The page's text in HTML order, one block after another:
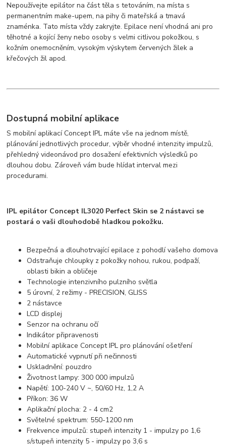
Nepoužívejte epilátor na část těla s tetováním, na místa s
permanentním make-upem, na pihy či mateřská a tmavá
znaménka. Tato místa vždy zakryjte. Epilace není vhodná ani pro
těhotné a kojící ženy nebo osoby s velmi citlivou pokožkou, s
kožním onemocněním, vysokým výskytem červených žilek a
křečových žil apod.
Dostupná mobilní aplikace
S mobilní aplikací Concept IPL máte vše na jednom místě,
plánování jednotlivých procedur, výběr vhodné intenzity impulzů,
přehledný videonávod pro dosažení efektivních výsledků po
dlouhou dobu. Zároveň vám bude hlídat interval mezi
procedurami.
IPL epilátor Concept IL3020 Perfect Skin se 2 nástavci se
postará o vaši dlouhodobě hladkou pokožku.
Bezpečná a dlouhotrvající epilace z pohodlí vašeho domova
Odstraňuje chloupky z pokožky nohou, rukou, podpaží,
oblasti bikin a obličeje
Technologie intenzivního pulzního světla
5 úrovní, 2 režimy - PRECISION, GLISS
2 nástavce
LCD displej
Senzor na ochranu očí
Indikátor připravenosti
Mobilní aplikace Concept IPL pro plánování ošetření
Automatické vypnutí při nečinnosti
Uskladnění: pouzdro
Životnost lampy: 300 000 impulzů
Napětí: 100-240 V ~, 50/60 Hz, 1,2 A
Příkon: 36 W
Aplikační plocha: 2 - 4 cm2
Světelné spektrum: 550-1200 nm
Frekvence impulzů: stupeň intenzity 1 - impulzy po 1,6
s/stupeň intenzity 5 - impulzy po 3,6 s